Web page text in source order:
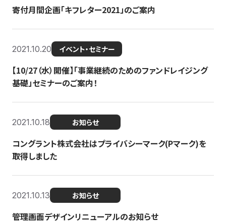
寄付月間企画「キフレター2021」のご案内
2021.10.20 イベント・セミナー
【10/27（水）開催】「事業継続のためのファンドレイジング
基礎」セミナーのご案内！
2021.10.18 お知らせ
コングラント株式会社はプライバシーマーク(Pマーク)を
取得しました
2021.10.13 お知らせ
管理画面デザインリニューアルのお知らせ